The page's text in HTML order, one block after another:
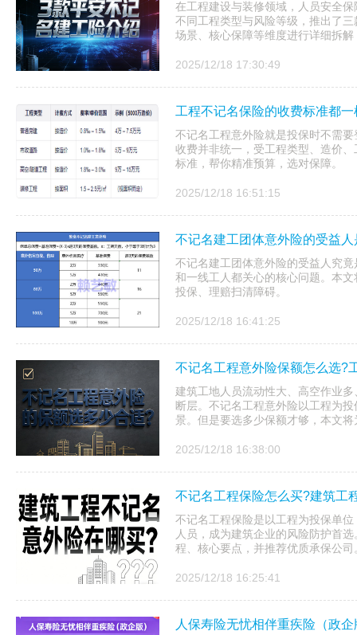
在工程建设与装修领域，人员安全
不同工程类型与风险等级，推出了
场景、核心保障等维度进行详细拆
2025/12/18 17:30:49
工程不记名保险的收费标准都
不记名工程意外险就是投保时不需
收费并非统一，受工程类型、造价
标准，帮你精准预算，选对保障。
2025/12/18 16:51:15
不记名建工团体意外险的受益
不记名建工团体意外险的受益人究
和一线工人都关心的核心问题。本
投保、理赔扫清障碍。
2025/12/18 16:41:25
不记名工程意外险保额怎么选?
建筑工地人员流动性大、高空作业
断层。不记名工程意外险以工程为
景。但是要选多少保额才够，本文
2025/12/18 16:38:00
不记名工程保险怎么买?建筑工
不记名工程保险是以工程为投保单
人员，成为建筑企业的风险防护首
程、核心要点，并推荐优质承保公司
2025/12/18 16:25:41
人保寿险无忧相伴重疾险（政